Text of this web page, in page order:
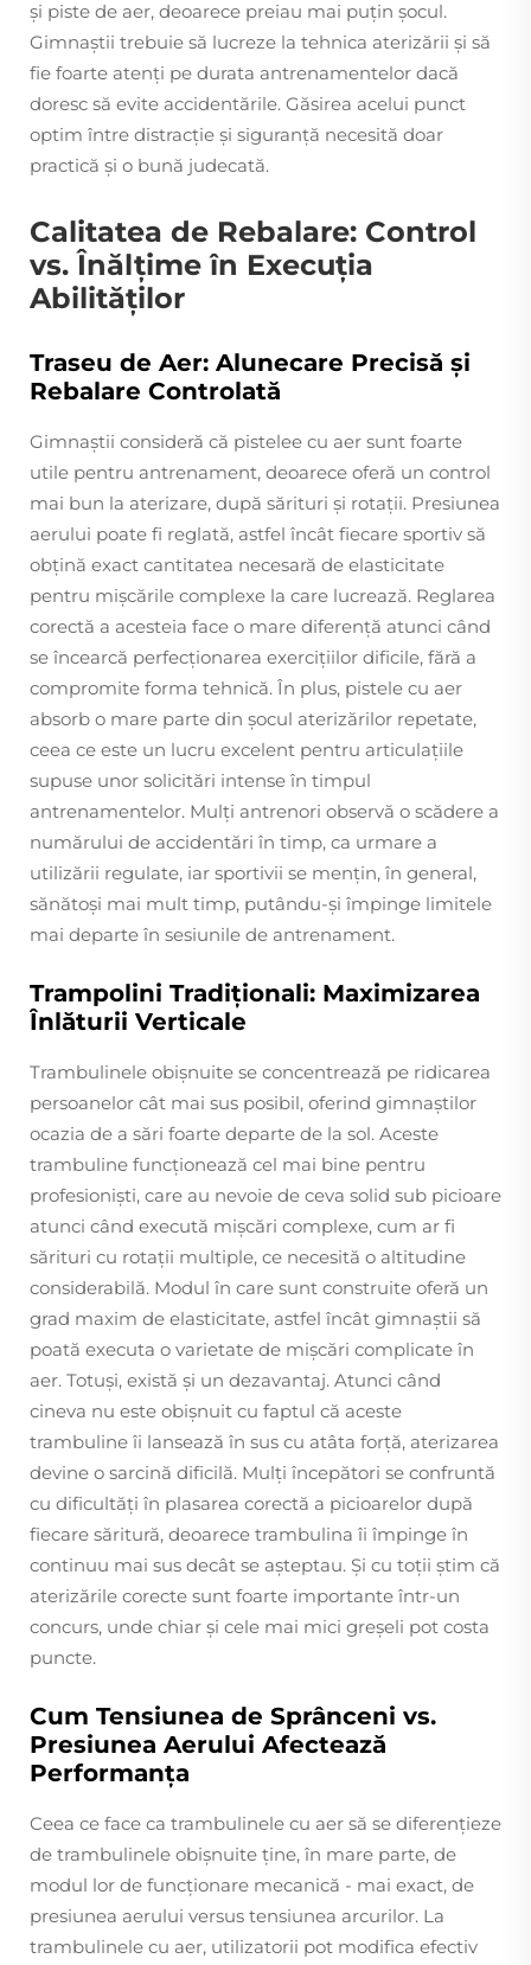
și piste de aer, deoarece preiau mai puțin șocul.
Gimnaștii trebuie să lucreze la tehnica aterizării și să
fie foarte atenți pe durata antrenamentelor dacă
doresc să evite accidentările. Găsirea acelui punct
optim între distracție și siguranță necesită doar
practică și o bună judecată.
Calitatea de Rebalare: Control
vs. Înălțime în Execuția
Abilităților
Traseu de Aer: Alunecare Precisă și
Rebalare Controlată
Gimnaștii consideră că pistelee cu aer sunt foarte
utile pentru antrenament, deoarece oferă un control
mai bun la aterizare, după sărituri și rotații. Presiunea
aerului poate fi reglată, astfel încât fiecare sportiv să
obțină exact cantitatea necesară de elasticitate
pentru mișcările complexe la care lucrează. Reglarea
corectă a acesteia face o mare diferență atunci când
se încearcă perfecționarea exercițiilor dificile, fără a
compromite forma tehnică. În plus, pistele cu aer
absorb o mare parte din șocul aterizărilor repetate,
ceea ce este un lucru excelent pentru articulațiile
supuse unor solicitări intense în timpul
antrenamentelor. Mulți antrenori observă o scădere a
numărului de accidentări în timp, ca urmare a
utilizării regulate, iar sportivii se mențin, în general,
sănătoși mai mult timp, putându-și împinge limitele
mai departe în sesiunile de antrenament.
Trampolini Tradiționali: Maximizarea
Înlăturii Verticale
Trambulinele obișnuite se concentrează pe ridicarea
persoanelor cât mai sus posibil, oferind gimnaștilor
ocazia de a sări foarte departe de la sol. Aceste
trambuline funcționează cel mai bine pentru
profesioniști, care au nevoie de ceva solid sub picioare
atunci când execută mișcări complexe, cum ar fi
sărituri cu rotații multiple, ce necesită o altitudine
considerabilă. Modul în care sunt construite oferă un
grad maxim de elasticitate, astfel încât gimnaștii să
poată executa o varietate de mișcări complicate în
aer. Totuși, există și un dezavantaj. Atunci când
cineva nu este obișnuit cu faptul că aceste
trambuline îi lansează în sus cu atâta forță, aterizarea
devine o sarcină dificilă. Mulți începători se confruntă
cu dificultăți în plasarea corectă a picioarelor după
fiecare săritură, deoarece trambulina îi împinge în
continuu mai sus decât se așteptau. Și cu toții știm că
aterizările corecte sunt foarte importante într-un
concurs, unde chiar și cele mai mici greșeli pot costa
puncte.
Cum Tensiunea de Sprânceni vs.
Presiunea Aerului Afectează
Performanța
Ceea ce face ca trambulinele cu aer să se diferențieze
de trambulinele obișnuite ține, în mare parte, de
modul lor de funcționare mecanică - mai exact, de
presiunea aerului versus tensiunea arcurilor. La
trambulinele cu aer, utilizatorii pot modifica efectiv